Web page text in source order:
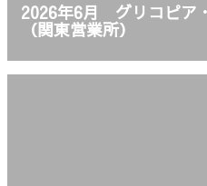
2026年6月 グリコピア
（関東営業所）